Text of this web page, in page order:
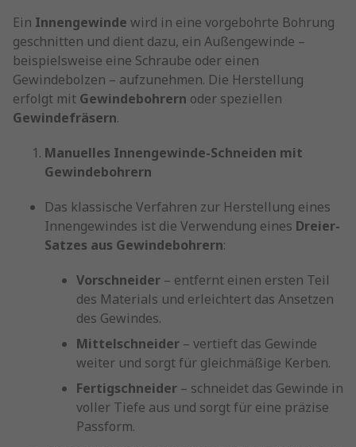
Ein Innengewinde wird in eine vorgebohrte Bohrung
geschnitten und dient dazu, ein Außengewinde –
beispielsweise eine Schraube oder einen
Gewindebolzen – aufzunehmen. Die Herstellung
erfolgt mit Gewindebohrern oder speziellen
Gewindefräsern.
Manuelles Innengewinde-Schneiden mit
Gewindebohrern
Das klassische Verfahren zur Herstellung eines
Innengewindes ist die Verwendung eines Dreier-
Satzes aus Gewindebohrern:
Vorschneider – entfernt einen ersten Teil
des Materials und erleichtert das Ansetzen
des Gewindes.
Mittelschneider – vertieft das Gewinde
weiter und sorgt für gleichmäßige Kerben.
Fertigschneider – schneidet das Gewinde in
voller Tiefe aus und sorgt für eine präzise
Passform.